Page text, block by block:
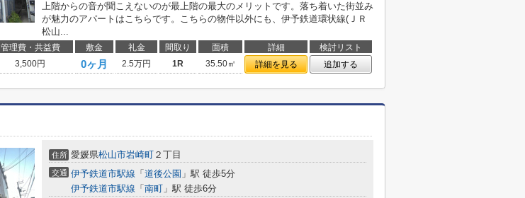
上階からの音が聞こえないのが最上階の最大のメリットです。落ち着いた街並み
が魅力のアパートはこちらです。こちらの物件以外にも、伊予鉄道環状線(ＪＲ
松山...
管理費・共益費 敷金 礼金 間取り 面積 詳細
検討リスト
3,500円 0ヶ月 2.5万円 1R 35.50㎡ 詳細を見る 追加する
住所 愛媛県松山市岩崎町 ２丁目
交通 伊予鉄道市駅線 「 道後公園 」駅 徒歩5分
伊予鉄道市駅線 「 南町 」駅 徒歩6分